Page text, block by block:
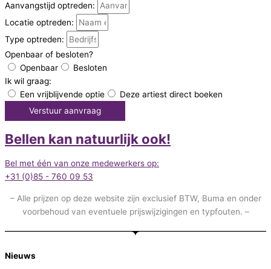
Aanvangstijd optreden:
Locatie optreden:
Type optreden:
Openbaar of besloten?
Openbaar
Besloten
Ik wil graag:
Een vrijblijvende optie
Deze artiest direct boeken
Verstuur aanvraag
Bellen kan natuurlijk ook!
Bel met één van onze medewerkers op:
+31 (0)85 - 760 09 53
– Alle prijzen op deze website zijn exclusief BTW, Buma en onder
voorbehoud van eventuele prijswijzigingen en typfouten. –
Nieuws